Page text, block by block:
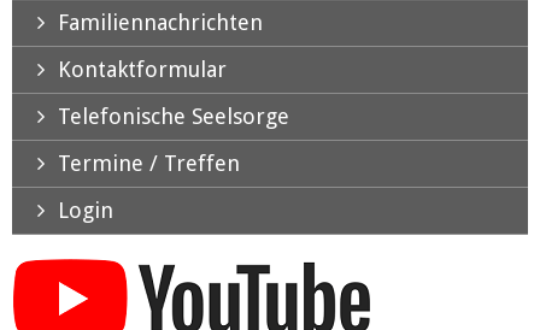
Familiennachrichten
Kontaktformular
Telefonische Seelsorge
Termine / Treffen
Login